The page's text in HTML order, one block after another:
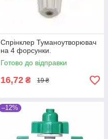
Спрiнклер Туманоутворювач
на 4 форсунки.
Готово до відправки
16,72 ₴ 19 ₴
–12%